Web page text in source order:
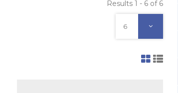
Results 1 - 6 of 6
6